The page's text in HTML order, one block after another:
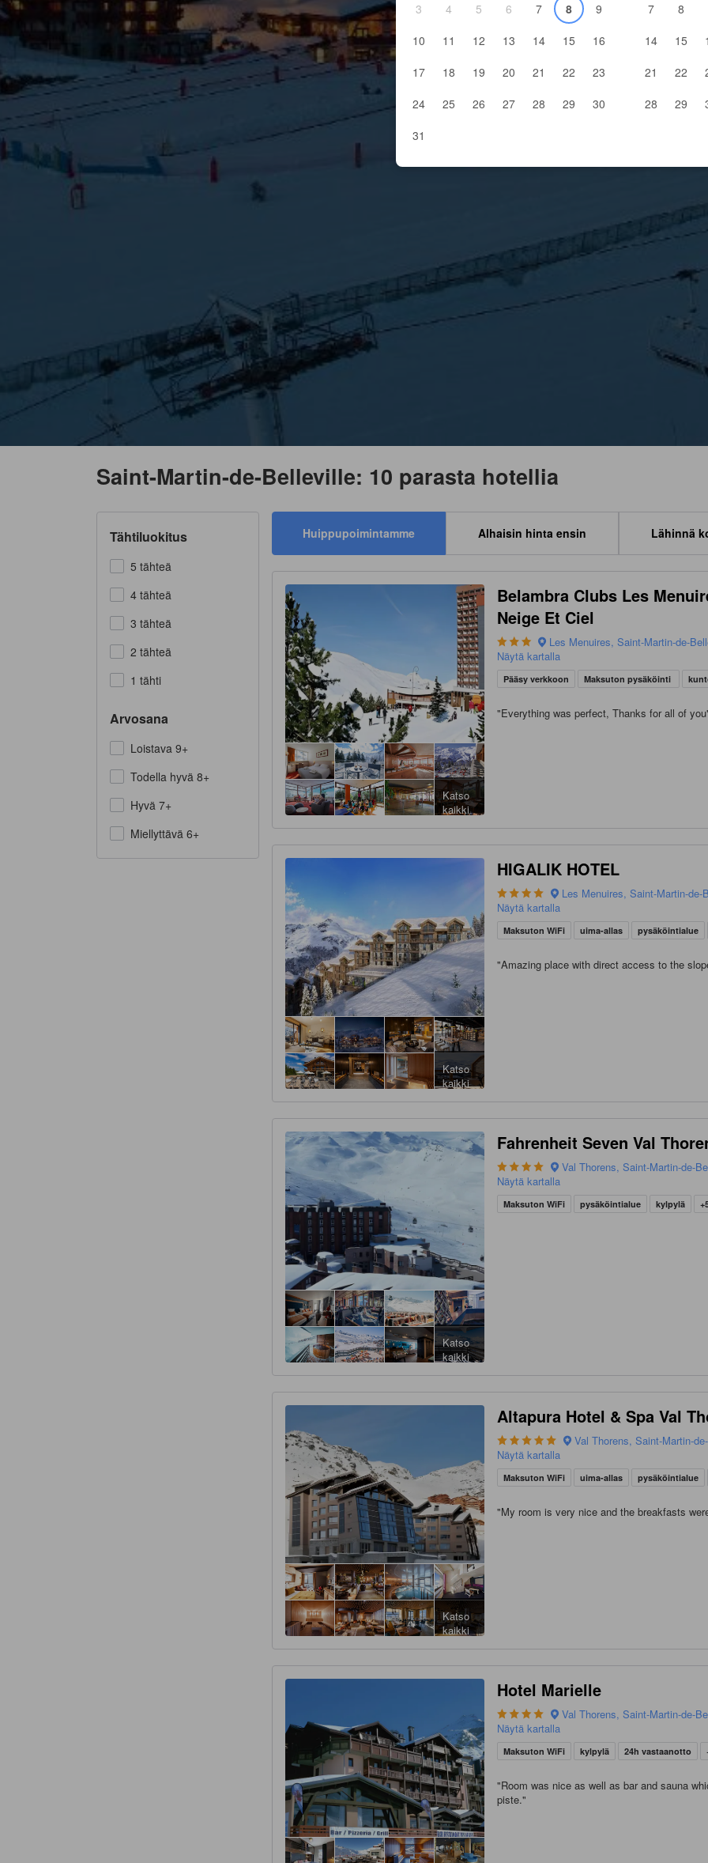
3
4 5 6 7 8
9
10
11 12 13 14 15
16
17
18 19 20 21 22
23
24
25 26 27 28 29
30
31
7
8
14
15
21
22
28
29
Saint-Martin-de-Belleville: 10 parasta hotellia
Tähtiluokitus
5 tähteä
4 tähteä
3 tähteä
2 tähteä
1 tähti
Arvosana
Loistava 9+
Todella hyvä 8+
Hyvä 7+
Miellyttävä 6+
Huippupoimintamme Alhaisin hinta ensin Lähinnä
Katso
kaikki
Belambra Clubs Les
Neige Et Ciel
Les Menuires, Saint-Martin-de-
Näytä kartalla
Pääsy verkkoon Maksuton pysäköinti
"Everything was perfect, Thanks for all of you
Katso
kaikki
HIGALIK HOTEL
Les Menuires, Saint-Martin-de-
Näytä kartalla
Maksuton WiFi uima-allas pysäköintialue
"Amazing place with direct access to the
Katso
kaikki
Fahrenheit Seven Val
Val Thorens, Saint-Martin-de-
Näytä kartalla
Maksuton WiFi pysäköintialue kylpylä
Katso
kaikki
Altapura Hotel & Spa Val
Val Thorens, Saint-Martin-
Näytä kartalla
Maksuton WiFi uima-allas pysäköintialue
"My room is very nice and the breakfasts
Hotel Marielle
Val Thorens, Saint-Martin-de-
Näytä kartalla
Maksuton WiFi kylpylä 24h vastaanotto
"Room was nice as well as bar and sauna
piste."